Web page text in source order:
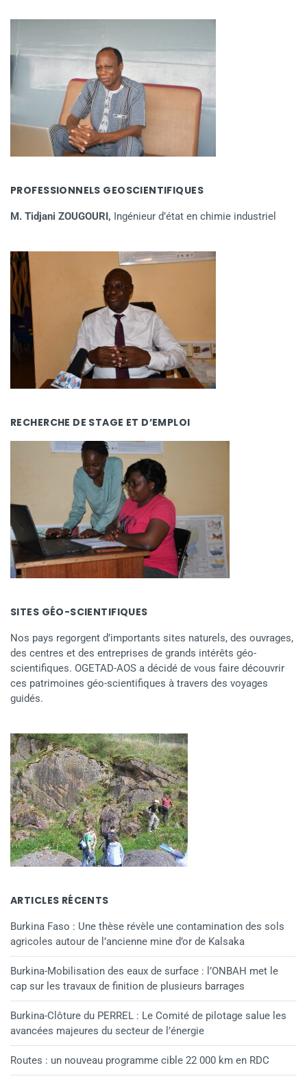
PROFESSIONNELS GEOSCIENTIFIQUES
M. Tidjani ZOUGOURI, Ingénieur d’état en chimie industriel
RECHERCHE DE STAGE ET D’EMPLOI
SITES GÉO-SCIENTIFIQUES
Nos pays regorgent d’importants sites naturels, des ouvrages,
des centres et des entreprises de grands intérêts géo-
scientifiques. OGETAD-AOS a décidé de vous faire découvrir
ces patrimoines géo-scientifiques à travers des voyages
guidés.
ARTICLES RÉCENTS
Burkina Faso : Une thèse révèle une contamination des sols
agricoles autour de l’ancienne mine d’or de Kalsaka
Burkina-Mobilisation des eaux de surface : l’ONBAH met le
cap sur les travaux de finition de plusieurs barrages
Burkina-Clôture du PERREL : Le Comité de pilotage salue les
avancées majeures du secteur de l’énergie
Routes : un nouveau programme cible 22 000 km en RDC